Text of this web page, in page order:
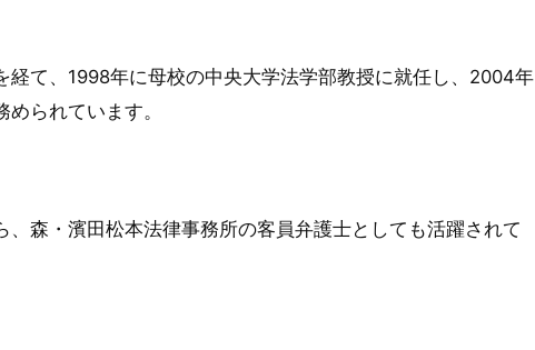
経て、1998年に母校の中央大学法学部教授に就任し、2004年
られています。
森・濱田松本法律事務所の客員弁護士としても活躍されて